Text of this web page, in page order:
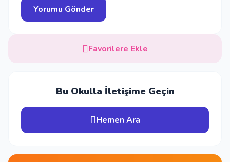
Favorilere Ekle
Bu Okulla İletişime Geçin
Hemen Ara